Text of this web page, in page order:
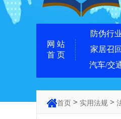
网 站
首 页
防伪行
家居召回
汽车/交
首页 > 实用法规 >